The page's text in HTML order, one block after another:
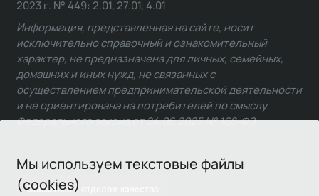
Мы используем текстовые файлы
(cookies)
Связаться с отделом качества
2023 г. № 449: 2.01, 27.01, 4.01
Информация, представленная на сайте, носит
исключительно справочный и ознакомительный
характер, не предназначена для личных, семейных,
домашних и иных нужд, не связанных с
осуществлением предпринимательской деятельности
и не ориентирована на потребителей по смыслу
Федерального закона от 24.06.2025 № 168-ФЗ.